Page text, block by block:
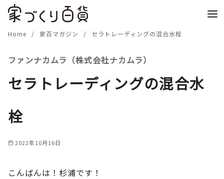
Home 家百マガジン セラトレーディングの混合水栓
ファンナカムラ（株式会社ナカムラ）
セラトレーディングの混合水
栓
2022年10月16日
こんばんは！杉浦です！